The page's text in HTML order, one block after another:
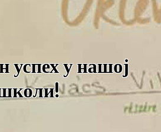
успех у нашој